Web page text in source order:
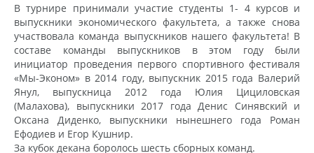
В турнире принимали участие студенты 1- 4 курсов и
выпускники экономического факультета, а также снова
участвовала команда выпускников нашего факультета! В
составе команды выпускников в этом году были
инициатор проведения первого спортивного фестиваля
«Мы-Эконом» в 2014 году, выпускник 2015 года Валерий
Янул, выпускница 2012 года Юлия Цициловская
(Малахова), выпускники 2017 года Денис Синявский и
Оксана Диденко, выпускники нынешнего года Роман
Ефодиев и Егор Кушнир.
За кубок декана боролось шесть сборных команд.